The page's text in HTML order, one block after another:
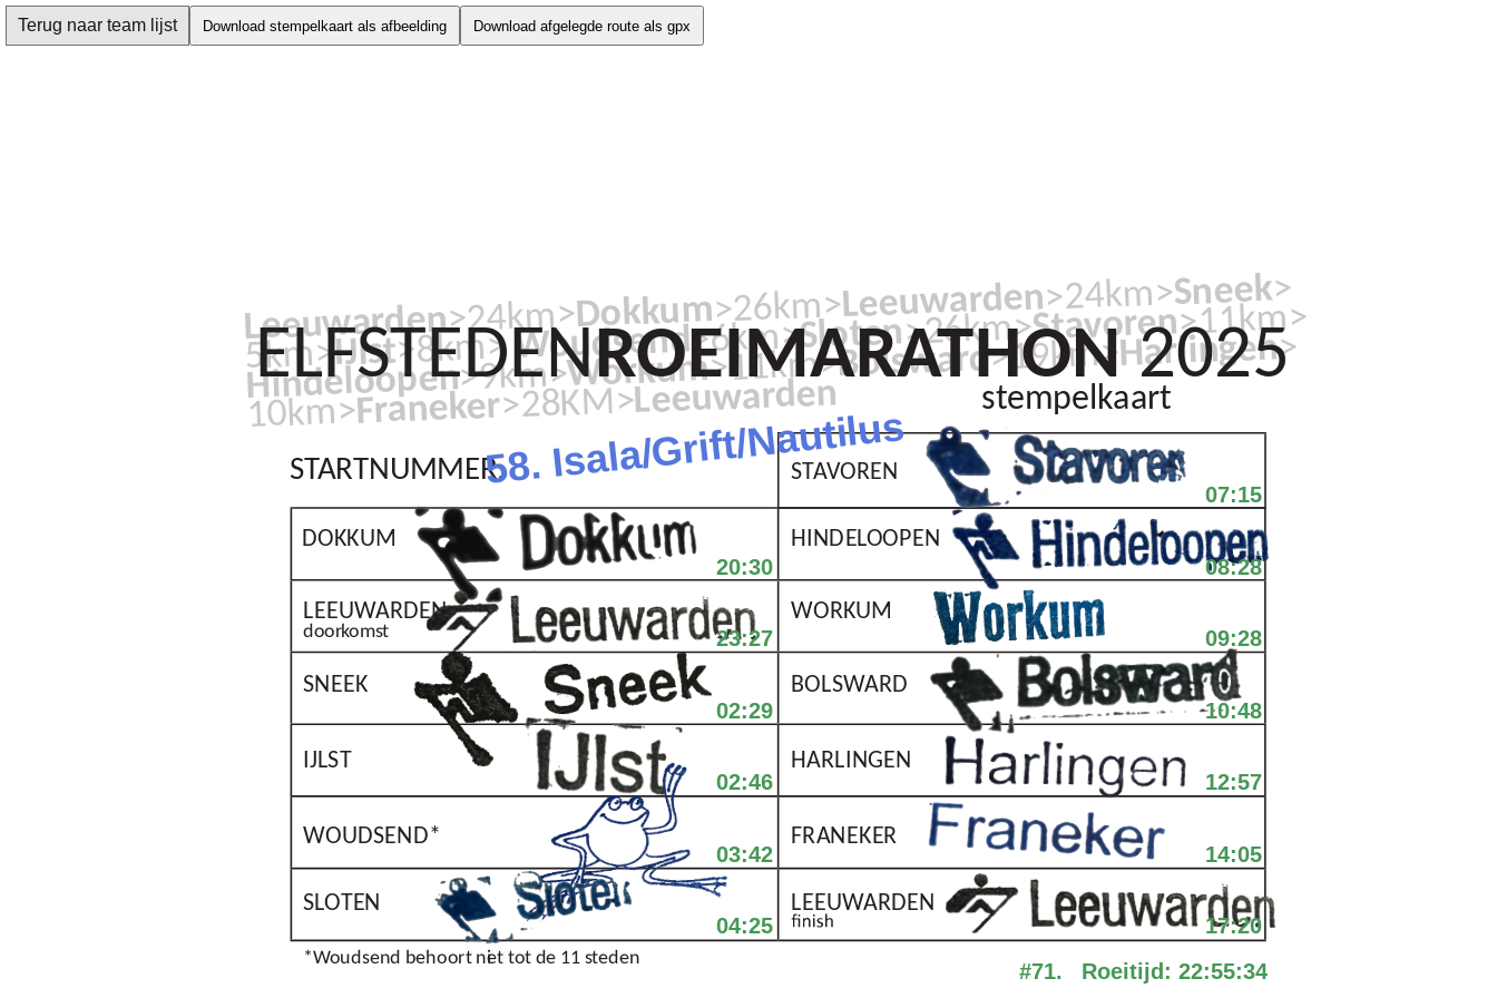
Terug naar team lijst Download stempelkaart als afbeelding Download afgelegde route als gpx